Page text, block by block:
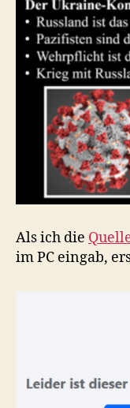
Als ich die
im PC eingab,